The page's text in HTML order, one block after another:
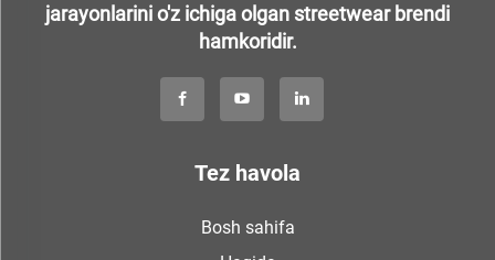
jarayonlarini o'z ichiga olgan streetwear brendi
hamkoridir.
Tez havola
Bosh sahifa